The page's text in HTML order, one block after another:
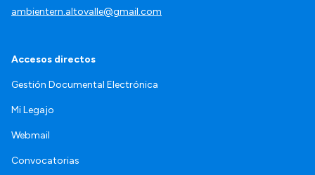
ambientern.altovalle@gmail.com
Accesos directos
Gestión Documental Electrónica
Mi Legajo
Webmail
Convocatorias